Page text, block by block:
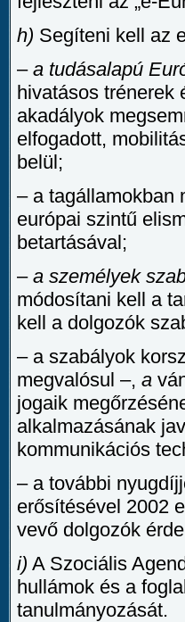
h) Segíteni kell az
– a tudásalapú
hivatásos trénerek
akadályok
elfogadott,
belül;
– a tagállamokban
európai szintű
betartásával;
– a személyek
módosítani kell a
kell a dolgozók
– a szabályok
megvalósul –, a
jogaik
alkalmazásának
kommunikációs
– a további
erősítésével 2002
vevő dolgozók
i) A Szociális
hullámok és a
tanulmányozását.